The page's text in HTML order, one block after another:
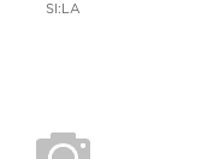
SI:LA